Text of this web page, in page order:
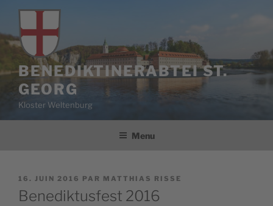
Aller
contenu
principal
BENEDIKTINERABTEI ST.
GEORG
Kloster Weltenburg
Menu
PUBLIÉ
LE
16. JUIN 2016 PAR MATTHIAS RISSE
Benediktusfest 2016